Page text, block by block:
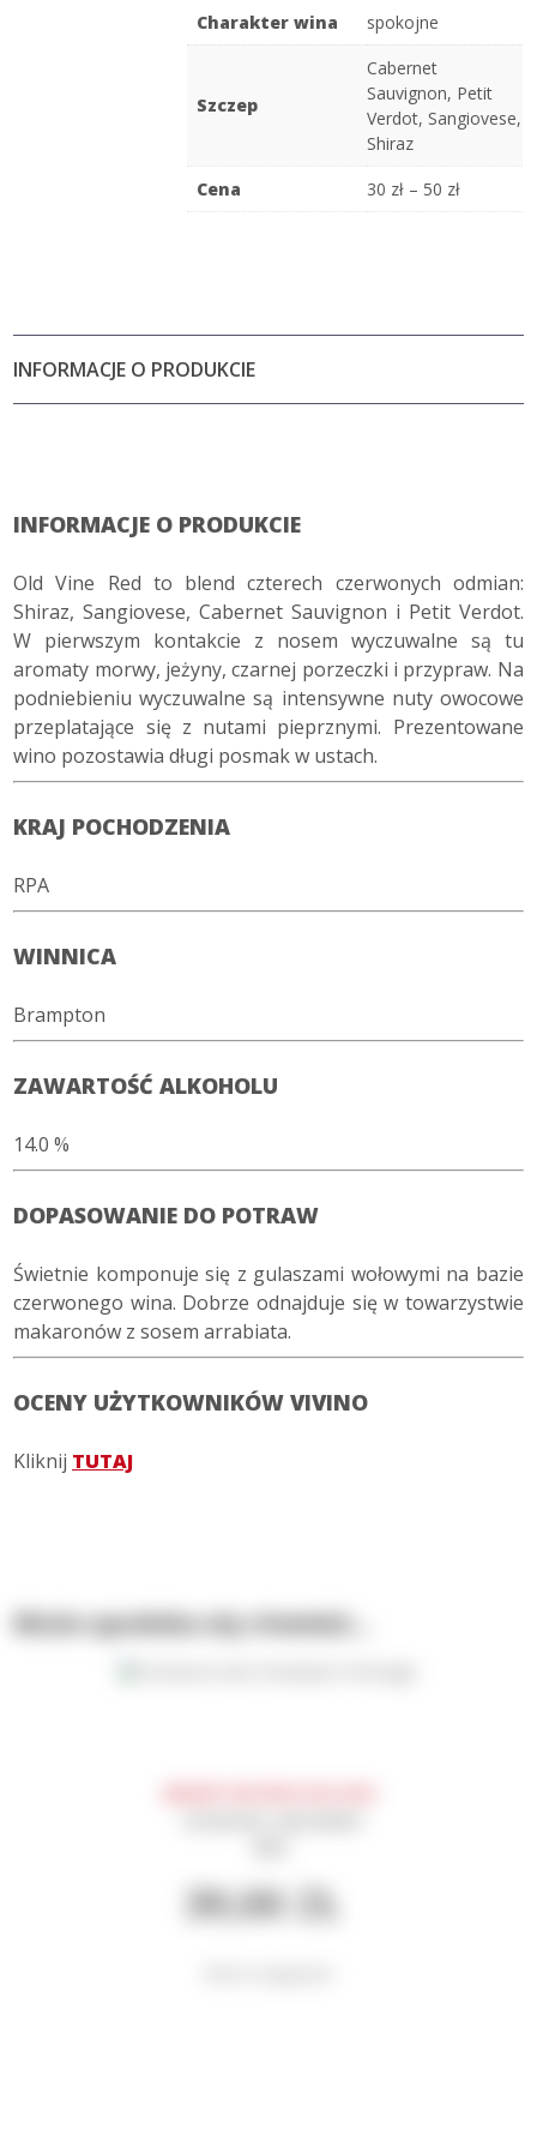
Charakter wina
spokojne
Szczep
Cabernet
Sauvignon, Petit
Verdot, Sangiovese,
Shiraz
Cena
30 zł – 50 zł
INFORMACJE O PRODUKCIE
INFORMACJE O PRODUKCIE
Old Vine Red to blend czterech czerwonych odmian:
Shiraz, Sangiovese,Cabernet Sauvignon i Petit Verdot.
W pierwszym kontakcie z nosem wyczuwalne są tu
aromaty morwy, jeżyny, czarnej porzeczki i przypraw. Na
podniebieniu wyczuwalne są intensywne nuty owocowe
przeplatające się z nutami pieprznymi. Prezentowane
wino pozostawia długi posmak w ustach.
KRAJ POCHODZENIA
RPA
WINNICA
Brampton
ZAWARTOŚĆ ALKOHOLU
14.0 %
DOPASOWANIE DO POTRAW
Świetnie komponuje się z gulaszami wołowymi na bazie
czerwonego wina. Dobrze odnajduje się w towarzystwie
makaronów z sosem arrabiata.
OCENY UŻYTKOWNIKÓW VIVINO
Kliknij TUTAJ
Może spodoba się również…
39,00 ZŁ